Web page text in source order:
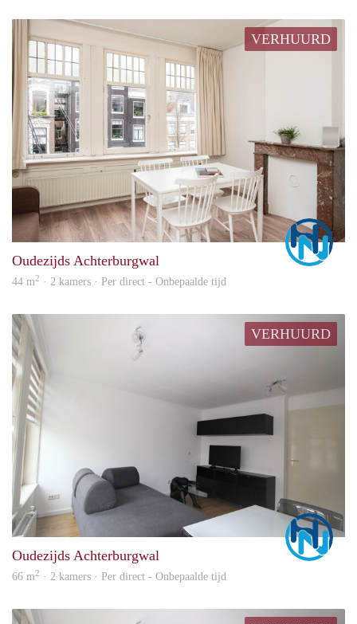
VERHUURD
Oudezijds Achterburgwal
44 m2 · 2 kamers · Per direct - Onbepaalde tijd
VERHUURD
Oudezijds Achterburgwal
66 m2 · 2 kamers · Per direct - Onbepaalde tijd